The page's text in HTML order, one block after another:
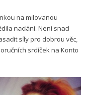
na milovanou
nadání. Není snad
síly pro dobrou věc,
srdíček na Konto